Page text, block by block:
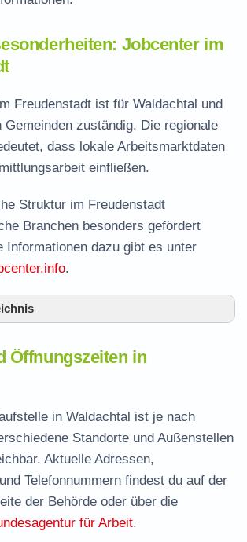
Jobcenter im
Freudenstadt ist für Waldachtal und
Gemeinden zuständig. Die regionale
dass lokale Arbeitsmarktdaten
einfließen.
Struktur im Freudenstadt
Branchen besonders gefördert
Informationen dazu gibt es unter
.
der Arbeitsvermittlung in
und Bürgergeld beantragen
Freudenstadt – zuständige Stelle
rund ums Jobcenter
Öffnungszeiten in
in Waldachtal ist je nach
Standorte und Außenstellen
Aktuelle Adressen,
Telefonnummern findest du auf der
der Behörde oder über die
für Arbeit.